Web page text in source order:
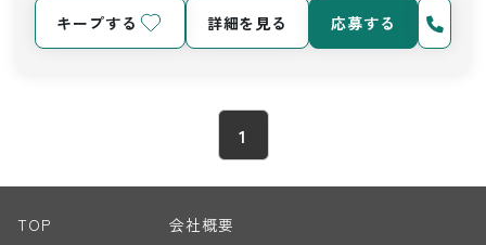
キープする 詳細を見る 応募する
1
TOP 会社概要